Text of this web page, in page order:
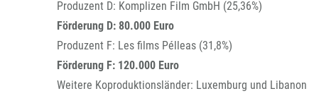
Produzent D: Komplizen Film GmbH (25,36%)
Förderung D: 80.000 Euro
Produzent F: Les films Pélleas (31,8%)
Förderung F: 120.000 Euro
Weitere Koproduktionsländer: Luxemburg und Libanon